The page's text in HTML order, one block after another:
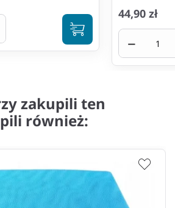
44,90 zł
−
zakupili ten
również: